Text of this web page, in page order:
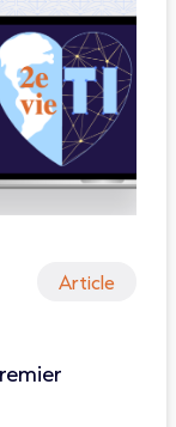
Article